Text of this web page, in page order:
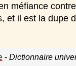
méfiance
et il est la dupe
- Dictionnaire